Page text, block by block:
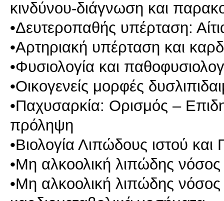
κινδύνου-διάγνωση και
•Δευτεροπαθής υπέρταση:
•Αρτηριακή υπέρταση και
•Φυσιολογία και
•Οικογενείς μορφές
•Παχυσαρκία: Ορισμός –
πρόληψη
•Βιολογία Λιπώδους ιστού και
•Μη αλκοολική λιπώδης
•Μη αλκοολική λιπώδης